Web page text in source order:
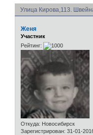
Улица Кирова,113.
Женя
Участник
Рейтинг:
Откуда: Новосибирск
Зарегистрирован: 31-01-